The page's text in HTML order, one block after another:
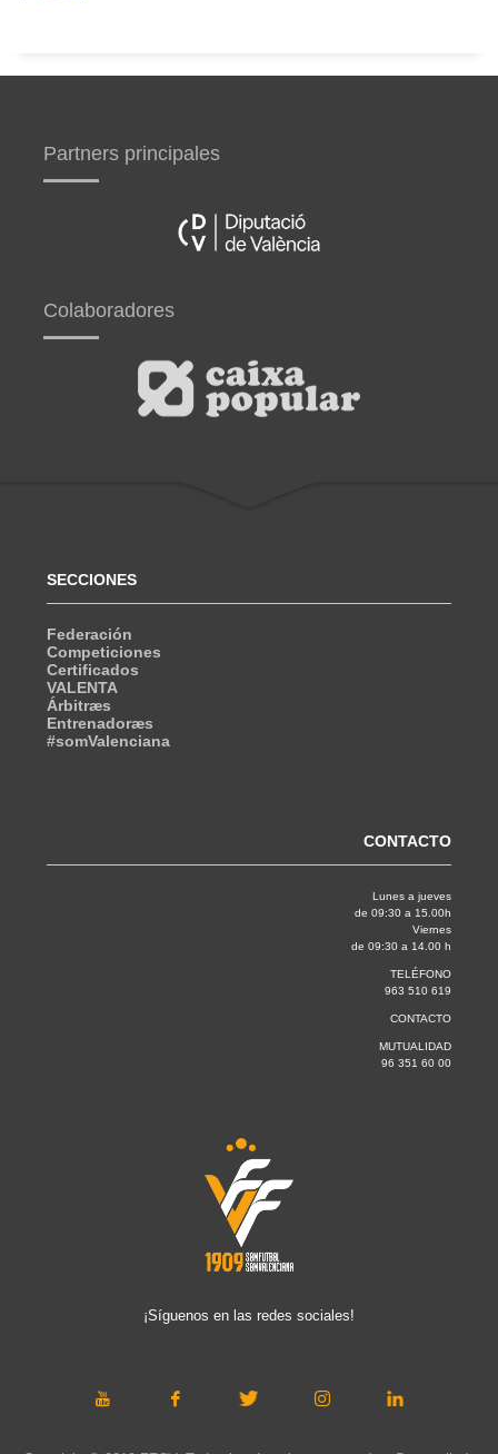
Partners principales
Colaboradores
SECCIONES
Federación
Competiciones
Certificados
VALENTA
Árbitræs
Entrenadoræs
#somValenciana
CONTACTO
Lunes a jueves
de 09:30 a 15.00h
Viernes
de 09:30 a 14.00 h
TELÉFONO
963 510 619
CONTACTO
MUTUALIDAD
96 351 60 00
¡Síguenos en las redes sociales!